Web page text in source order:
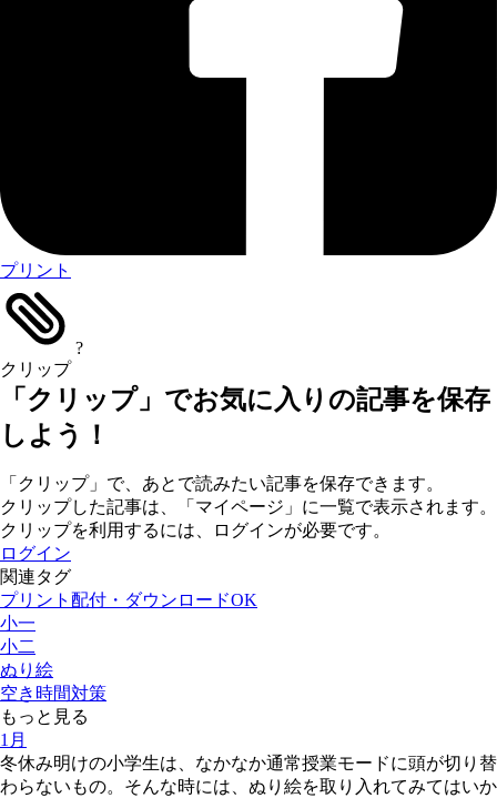
プリント
クリップ
?
「クリップ」でお気に入りの記事を保存
しよう！
「クリップ」で、あとで読みたい記事を保存できます。
クリップした記事は、「マイページ」に一覧で表示されます。
クリップを利用するには、ログインが必要です。
ログイン
関連タグ
プリント配付・ダウンロードOK
小一
小二
ぬり絵
空き時間対策
もっと見る
1月
冬休み明けの小学生は、なかなか通常授業モードに頭が切り替
わらないもの。そんな時には、ぬり絵を取り入れてみてはいか